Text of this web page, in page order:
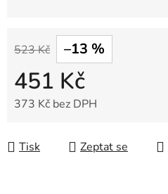
523 Kč –13 %
451 Kč
373 Kč bez DPH
Tisk
Zeptat se